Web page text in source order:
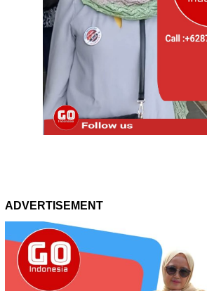
ADVERTISEMENT